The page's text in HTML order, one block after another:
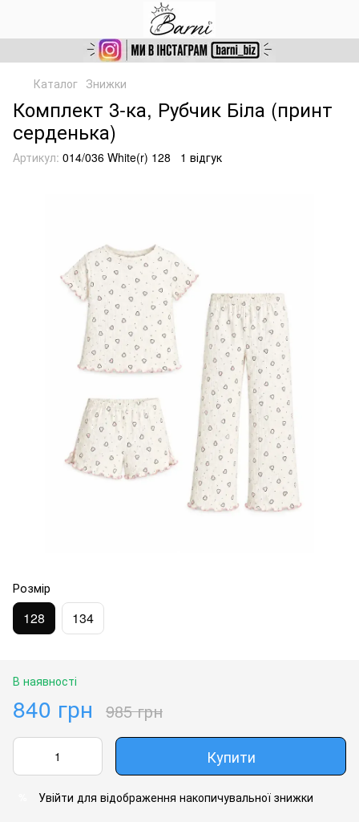
Каталог Знижки
Комплект 3-ка, Рубчик Біла (принт
серденька)
Артикул: 014/036 White(r) 128 1 відгук
Розмір
128 134
В наявності
840 грн 985 грн
Купити
Увійти для відображення накопичувальної знижки